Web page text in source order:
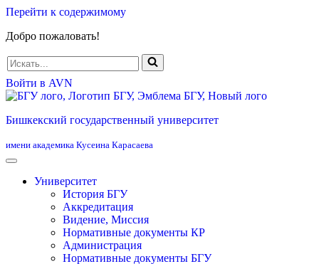
Перейти к содержимому
Добро пожаловать!
Искать...
Войти в AVN
Бишкекский государственный университет
имени академика Кусеина Карасаева
Университет
История БГУ
Аккредитация
Видение, Миссия
Нормативные документы КР
Администрация
Нормативные документы БГУ